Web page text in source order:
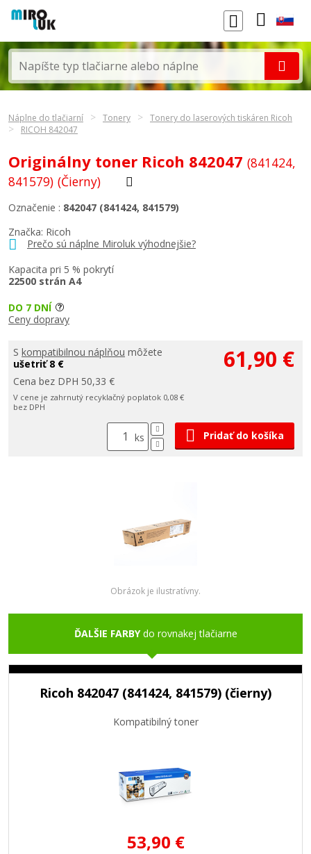
Náplne do tlačiarní Tonery
Tonery do laserových tiskáren Ricoh
RICOH 842047
Originálny toner Ricoh 842047 (841424,
841579) (Čierny)
Značka: Ricoh
Prečo sú náplne Miroluk výhodnejšie?
Kapacita pri 5 % pokrytí
22500 strán A4
Označenie : 842047 (841424, 841579)
DO 7 DNÍ
Ceny dopravy
S kompatibilnou náplňou môžete
ušetriť 8 €
Cena bez DPH 50,33 €
V cene je zahrnutý recyklačný poplatok 0,08 €
bez DPH
61,90 €
ks Pridať do košíka
Obrázok je ilustratívny.
ĎALŠIE FARBYdo rovnakej tlačiarne
Ricoh 842047 (841424, 841579) (čierny)
Kompatibilný toner
53,90 €